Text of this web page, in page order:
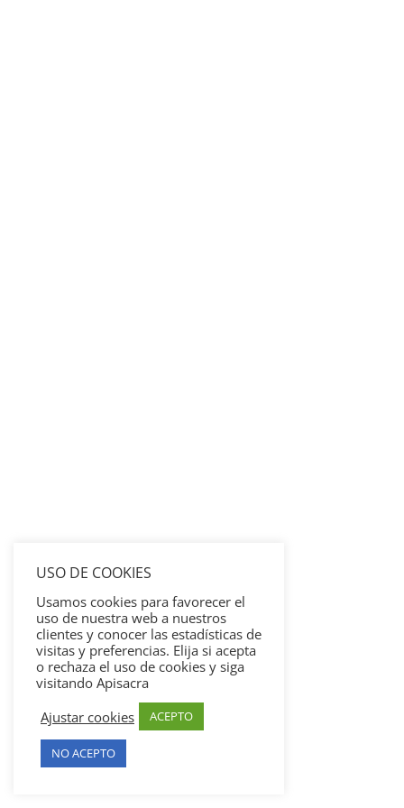
USO DE COOKIES
Usamos cookies para favorecer el
uso de nuestra web a nuestros
clientes y conocer las estadísticas de
visitas y preferencias. Elija si acepta
o rechaza el uso de cookies y siga
visitando Apisacra
Ajustar cookies
ACEPTO
NO ACEPTO